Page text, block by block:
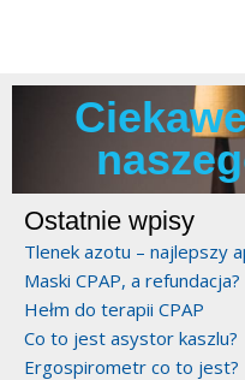
Ostatnie wpisy
Tlenek azotu – najlepszy
Maski CPAP, a
Hełm do terapii CPAP
Co to jest asystor kaszlu?
Ergospirometr co to jest?